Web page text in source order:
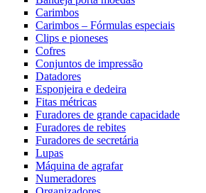
Carimbos
Carimbos – Fórmulas especiais
Clips e pioneses
Cofres
Conjuntos de impressão
Datadores
Esponjeira e dedeira
Fitas métricas
Furadores de grande capacidade
Furadores de rebites
Furadores de secretária
Lupas
Máquina de agrafar
Numeradores